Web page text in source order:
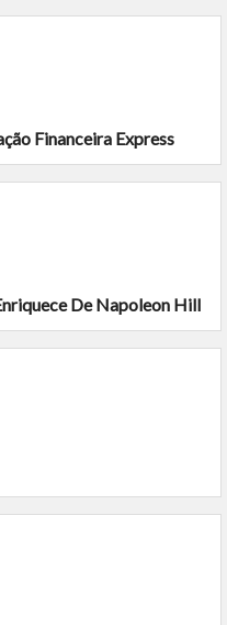
Financeira Express
De Napoleon Hill